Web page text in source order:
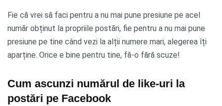
Fie că vrei să faci pentru a nu mai pune presiune pe acel
număr obținut la propriile postări, fie pentru a nu mai pune
presiune pe tine când vezi la alții numere mari, alegerea îți
aparține. Orice e bine pentru tine, fă-o fără scuze!
Cum ascunzi numărul de like-uri la
postări pe Facebook